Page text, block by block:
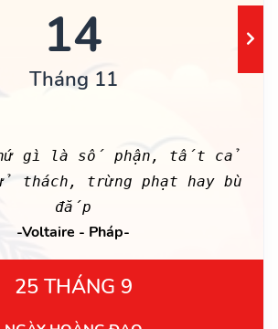
14
Tháng 11
thứ gì là số phận, tất cả
trừng phạt hay bù
đắp
-Voltaire - Pháp-
25 THÁNG 9